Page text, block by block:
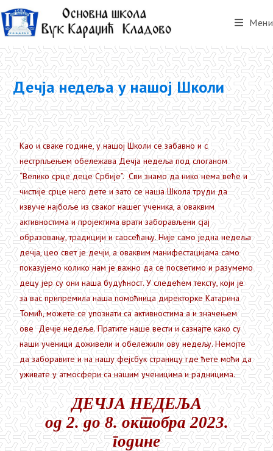
Мени
Дечја недеља у нашој Школи
Као и сваке године, у нашој Школи се забавно и с
нестрпљењем обележава Дечја недеља под слоганом
“Велико срце деце Србије”. Сви знамо да нико нема веће и
чистије срце него дете и зато се наша Школа труди да
извуче најбоље из сваког нашег ученика, а оваквим
активностима и пројектима врати заборављени сјај
образовању, традицији и саосећању. Није само једна недеља
дечја, цео свет је дечји, а оваквим манифестацијама само
показујемо колико нам је важно да се посветимо и разумемо
децу јер су они наша будућност. У следећем тексту, који је
за вас припремила наша помоћница директорке Катарина
Томић, можете се упознати са активностима а и значењем
ове Дечје недеље. Пратите наше вести и сазнајте како су
наши ученици доживели и обележили ову недељу. Немојте
да заборавите и на нашу фејсбук страницу где ћете моћи да
уживате у атмосфери са нашим ученицима и радницима.
ДЕЧЈА НЕДЕЉА
од2. до8. октобра 2023.
године